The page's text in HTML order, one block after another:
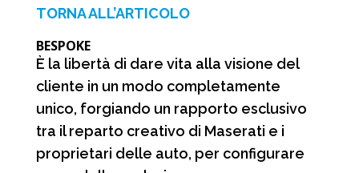
TORNA ALL’ARTICOLO
BESPOKE
È la libertà di dare vita alla visione del
cliente in un modo completamente
unico, forgiando un rapporto esclusivo
tra il reparto creativo di Maserati e i
proprietari delle auto, per configurare